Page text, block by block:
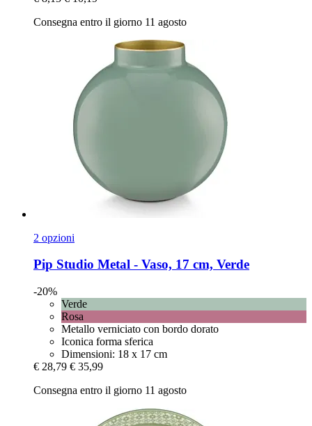
Consegna entro il giorno 11 agosto
2 opzioni
Pip Studio Metal -​ Vaso, 17 cm, Verde
-20%
Verde
Rosa
Metallo verniciato con bordo dorato
Iconica forma sferica
Dimensioni: 18 x 17 cm
€ 28,79 € 35,99
Consegna entro il giorno 11 agosto